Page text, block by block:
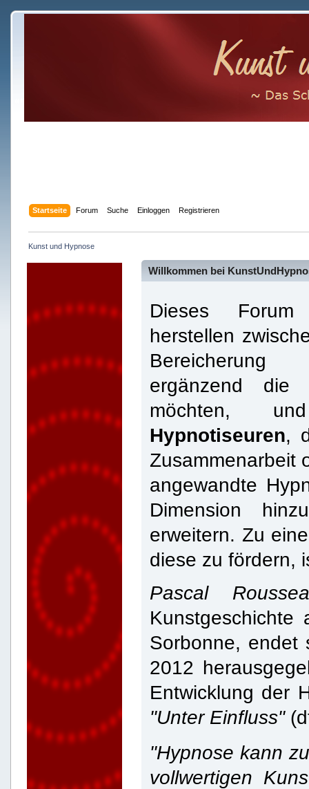
Startseite Forum Suche Einloggen Registrieren
Kunst und Hypnose
Willkommen bei
Dieses
herstellen
ergänzend die
möchten,
Hypnotiseuren,
Zusammenarbeit
angewandte
Dimension
erweitern. Zu
diese zu fördern,
Pascal
Sorbonne, endet
2012
Entwicklung der
"Unter Einfluss"
"Hypnose kann
vollwertigen